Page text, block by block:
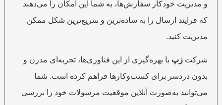
و مدیریت خودکار سفارش‌ها، به شما این امکان را می‌دهند
که فرایند ارسال را به ساده‌ترین و سریع‌ترین شکل ممکن
مدیریت کنید.
شرکت زپبا بهره‌گیری از این فناوری‌ها، تجربه‌ای مدرن و
بدون دردسر برای کسب‌وکارها فراهم کرده است. شما
می‌توانید به‌صورت آنلاین موقعیت مرسولات خود را بررسی